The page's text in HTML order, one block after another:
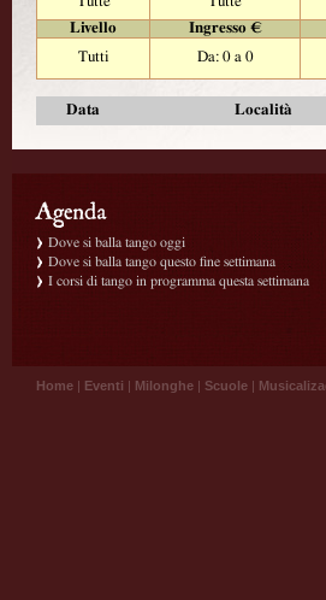
Livello
Ingresso €
Tutti
Da: 0 a 0
Data Località
Dove si balla tango oggi
Dove si balla tango questo fine settimana
I corsi di tango in programma questa settimana
Home | Eventi | Milonghe | Scuole |